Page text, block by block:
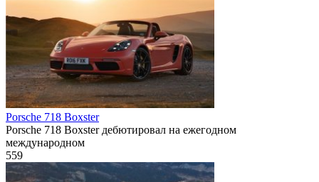
Porsche 718 Boxster
Porsche 718 Boxster дебютировал на ежегодном
международном
559